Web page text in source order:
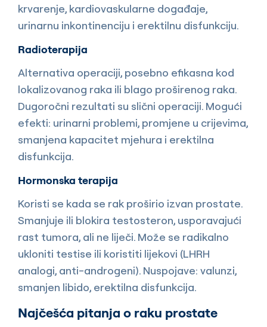
krvarenje, kardiovaskularne događaje,
urinarnu inkontinenciju i erektilnu disfunkciju.
Radioterapija
Alternativa operaciji, posebno efikasna kod
lokalizovanog raka ili blago proširenog raka.
Dugoročni rezultati su slični operaciji. Mogući
efekti: urinarni problemi, promjene u crijevima,
smanjena kapacitet mjehura i erektilna
disfunkcija.
Hormonska terapija
Koristi se kada se rak proširio izvan prostate.
Smanjuje ili blokira testosteron, usporavajući
rast tumora, ali ne liječi. Može se radikalno
ukloniti testise ili koristiti lijekovi (LHRH
analogi, anti-androgeni). Nuspojave: valunzi,
smanjen libido, erektilna disfunkcija.
Najčešća pitanja o raku prostate